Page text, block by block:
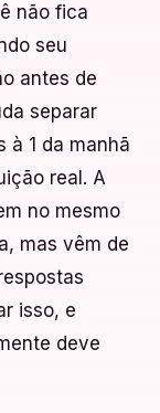
não fica
seu
antes de
separar
à 1 da manhã
real. A
no mesmo
mas vêm de
isso, e
deve